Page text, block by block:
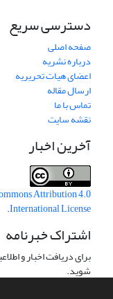
دسترسی سریع
صفحه اصلی
درباره نشریه
اعضای هیات تحریریه
ارسال مقاله
تماس با ما
نقشه سایت
آخرین اخبار
Attribution 4.0
International License
.
اشتراک خبرنامه
برای دریافت اخبار و
شوید.